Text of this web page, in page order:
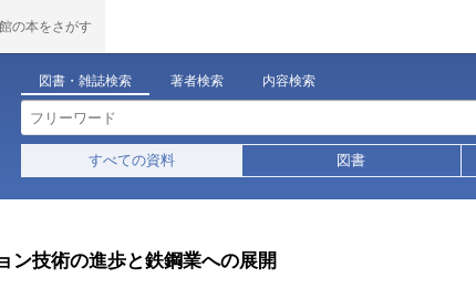
の本をさがす
図書・雑誌検索 著者検索 内容検索
すべての資料 図書
ン技術の進歩と鉄鋼業への展開